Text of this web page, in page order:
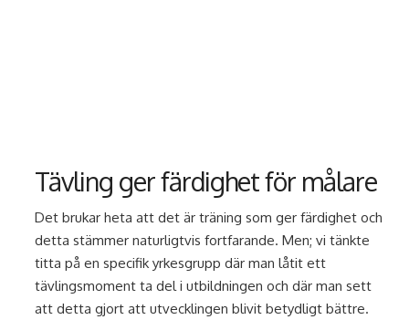
Tävling ger färdighet för målare
Det brukar heta att det är träning som ger färdighet och
detta stämmer naturligtvis fortfarande. Men; vi tänkte
titta på en specifik yrkesgrupp där man låtit ett
tävlingsmoment ta del i utbildningen och där man sett
att detta gjort att utvecklingen blivit betydligt bättre.